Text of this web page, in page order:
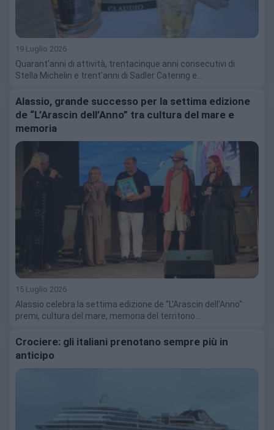
19 Luglio 2026
Quarant'anni di attività, trentacinque anni consecutivi di
Stella Michelin e trent'anni di Sadler Catering e…
Alassio, grande successo per la settima edizione
de “L’Arascin dell’Anno” tra cultura del mare e
memoria
15 Luglio 2026
Alassio celebra la settima edizione de "L'Arascin dell'Anno":
premi, cultura del mare, memoria del territorio…
Crociere: gli italiani prenotano sempre più in
anticipo